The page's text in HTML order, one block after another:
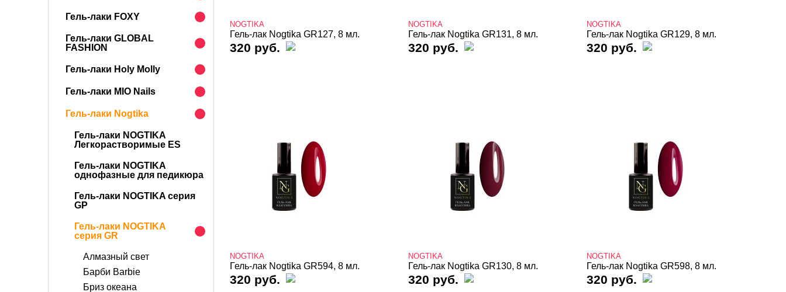
Гель-лаки FOXY
Гель-лаки GLOBAL
FASHION
Гель-лаки Holy Molly
Гель-лаки MIO Nails
Гель-лаки Nogtika
Гель-лаки NOGTIKA
Легкорастворимые ES
Гель-лаки NOGTIKA
однофазные для педикюра
Гель-лаки NOGTIKA серия
GP
Гель-лаки NOGTIKA
серия GR
Алмазный свет
Барби Barbie
Бриз океана
NOGTIKA
Гель-лак Nogtika GR127, 8 мл.
320 руб.
NOGTIKA
Гель-лак Nogtika GR131, 8 мл.
320 руб.
NOGTIKA
Гель-лак Nogtika GR129, 8 мл.
320 руб.
NOGTIKA
Гель-лак Nogtika GR594, 8 мл.
320 руб.
NOGTIKA
Гель-лак Nogtika GR130, 8 мл.
320 руб.
NOGTIKA
Гель-лак Nogtika GR598, 8 мл.
320 руб.